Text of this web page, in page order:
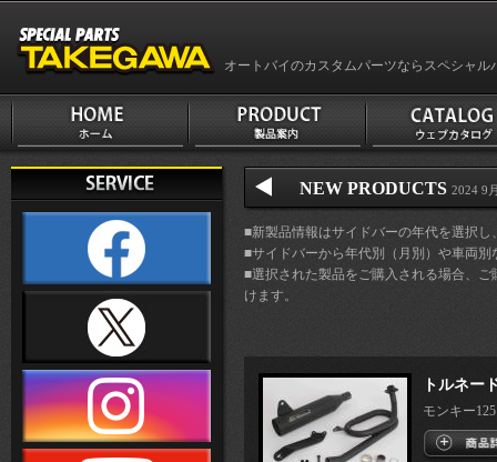
オートバイのカスタムパーツならスペシャル
NEW PRODUCTS 2024 9
■新製品情報はサイドバーの年代を選択
■サイドバーから年代別（月別）や車両
■選択された製品をご購入される場合、
けます。
トルネー
モンキー